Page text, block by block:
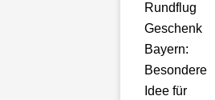
Rundflug
Geschenk
Bayern:
Besondere
Idee für